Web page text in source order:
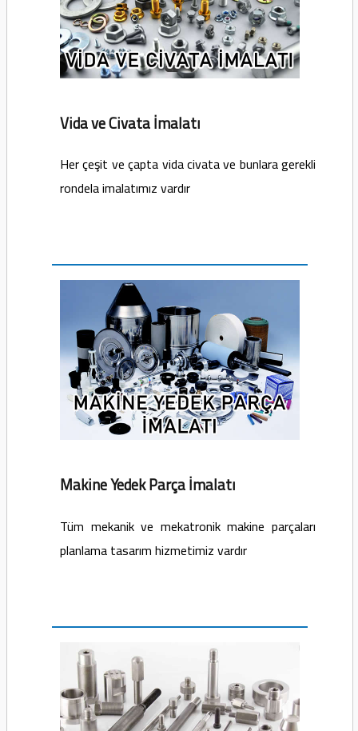
Vida ve Civata İmalatı
Her çeşit ve çapta vida civata ve bunlara gerekli
rondela imalatımız vardır
Makine Yedek Parça İmalatı
Tüm mekanik ve mekatronik makine parçaları
planlama tasarım hizmetimiz vardır